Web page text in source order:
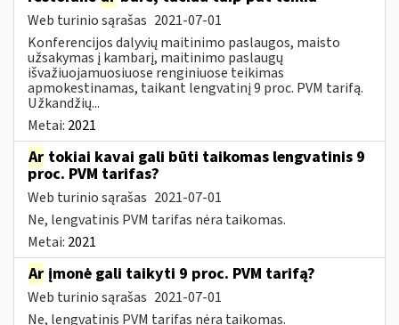
Web turinio sąrašas 2021-07-01
Konferencijos dalyvių maitinimo paslaugos, maisto
užsakymas į kambarį, maitinimo paslaugų
išvažiuojamuosiuose renginiuose teikimas
apmokestinamas, taikant lengvatinį 9 proc. PVM tarifą.
Užkandžių...
Metai: 2021
Ar tokiai kavai gali būti taikomas lengvatinis 9
proc. PVM tarifas?
Web turinio sąrašas 2021-07-01
Ne, lengvatinis PVM tarifas nėra taikomas.
Metai: 2021
Ar įmonė gali taikyti 9 proc. PVM tarifą?
Web turinio sąrašas 2021-07-01
Ne, lengvatinis PVM tarifas nėra taikomas.